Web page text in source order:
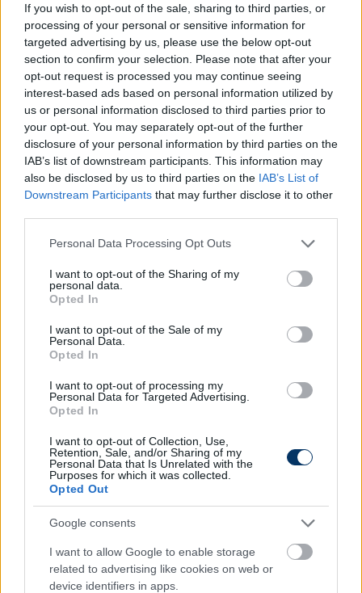
If you wish to opt-out of the sale, sharing to third parties, or
processing of your personal or sensitive information for
targeted advertising by us, please use the below opt-out
section to confirm your selection. Please note that after your
opt-out request is processed you may continue seeing
interest-based ads based on personal information utilized by
us or personal information disclosed to third parties prior to
your opt-out. You may separately opt-out of the further
disclosure of your personal information by third parties on the
IAB’s list of downstream participants. This information may
also be disclosed by us to third parties on the IAB’s List of
Downstream Participants that may further disclose it to other
Please note that this website/app uses one or more Google
not limited to your visit or usage behaviour. You may click to
grant or deny consent to Google and its third-party tags to
use your data for below specified purposes in below Google
consent section.
Personal Data Processing Opt Outs
I want to opt-out of the Sharing of my
personal data.
Opted In
I want to opt-out of the Sale of my
Personal Data.
Opted In
I want to opt-out of processing my
Personal Data for Targeted Advertising.
Opted In
I want to opt-out of Collection, Use,
Retention, Sale, and/or Sharing of my
Personal Data that Is Unrelated with the
Purposes for which it was collected.
Opted Out
Google consents
I want to allow Google to enable storage
related to advertising like cookies on web or
device identifiers in apps.
ben 2000 őszétől tevékenykedik, 2002-ben vezette
első meccsét, egy MTK-Matáv FC Sopron
mérkőzést.
A 2014/15-ös idényben az év legjobb játékvezetője
lett, ahogy a 2016/17-es szezont követően aa
Rangadó Díjátadó Gálán szintén őt választották az
év játékvezetőjének.
A szerdán 19:00-kor kezdődő Puskás Akadémia-
Kaposvár összecsapáson a két asszisztens Márkus
Tamás és Horváth Zoltán lesz, az alapvonal mellől
Farkas Ádám és Káprály Mihály segíti Solymosi
munkáját, míg a tartalékbírói szerepet Georgiou
Theodoros tölti be.
Mérföldkőhöz érkezik pályafutásában szerda este
Bognár Tamásis, hiszen a 200. élvonalbeli
mérkőzésén fog dirigálni. A 41 éves sárvári születésű
spori a Paksi FC és a listavezető Ferencváros
összecsapását vezeti. A rutinos bíró a magyar
élvonalban 14 évvel ezelőtt, a Kaposvár-Pápa (1-0)
játékvezető, és az idényben már 5 nemzetközi
mérkőzésen fújhatta a sípot - ugyanennyiszer a
szaúdi élvonalban is közreműködött bíróként.
idény után megtartott MLSZ Gálán kapta, amikor
átvette a szezon legjobb játékvezetőjének
választották.